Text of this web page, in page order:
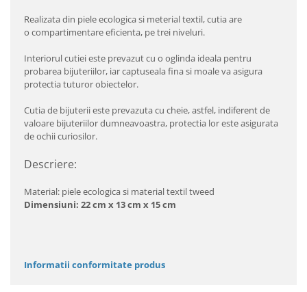
Realizata din piele ecologica si meterial textil, cutia are
o compartimentare eficienta, pe trei niveluri.
Interiorul cutiei este prevazut cu o oglinda ideala pentru
probarea bijuteriilor, iar captuseala fina si moale va asigura
protectia tuturor obiectelor.
Cutia de bijuterii este prevazuta cu cheie, astfel, indiferent de
valoare bijuteriilor dumneavoastra, protectia lor este asigurata
de ochii curiosilor.
Descriere:
Material: piele ecologica si material textil tweed
Dimensiuni: 22 cm x 13 cm x 15 cm
Informatii conformitate produs